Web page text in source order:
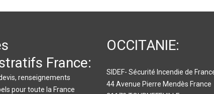
France:
renseignements
pour toute la France
OCCITANIE:
SIDEF- Sécurité Incendie de
44 Avenue Pierre Mendès France